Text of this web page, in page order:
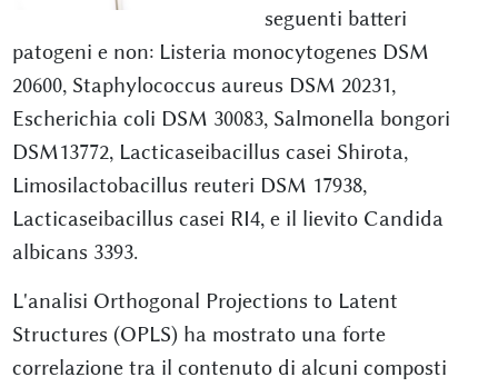
seguenti batteri
patogeni e non: Listeria monocytogenes DSM
20600, Staphylococcus aureus DSM 20231,
Escherichia coli DSM 30083, Salmonella bongori
DSM13772, Lacticaseibacillus casei Shirota,
Limosilactobacillus reuteri DSM 17938,
Lacticaseibacillus casei RI4, e il lievito Candida
albicans 3393.
L'analisi Orthogonal Projections to Latent
Structures (OPLS) ha mostrato una forte
correlazione tra il contenuto di alcuni composti